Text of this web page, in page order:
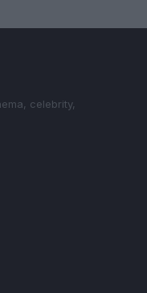
celebrity,